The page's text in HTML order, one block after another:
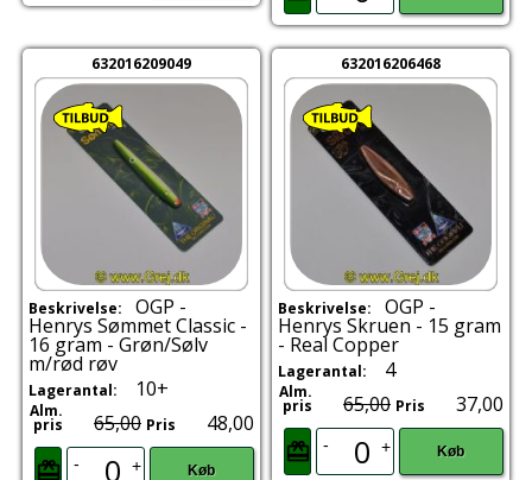
632016209049
Beskrivelse: OGP -
Henrys Sømmet Classic -
16 gram - Grøn/Sølv
m/rød røv
Lagerantal: 10+
Alm.
pris 65,00 Pris 48,00
- + Køb
632016206468
Beskrivelse: OGP -
Henrys Skruen - 15 gram
- Real Copper
Lagerantal: 4
Alm.
pris 65,00 Pris 37,00
- + Køb